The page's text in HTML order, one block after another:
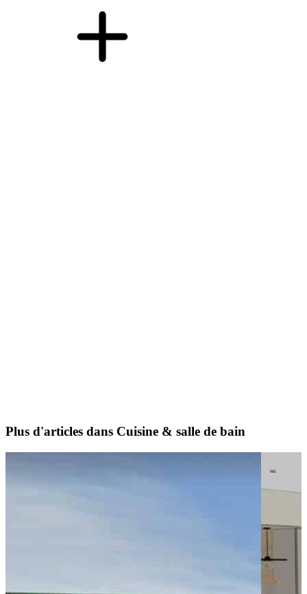
Plus d'articles dans Cuisine & salle de bain